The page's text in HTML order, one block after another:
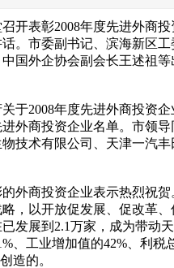
开表彰2008年度先进外商
。市委副书记、滨海新区
国外企协会副会长王述祖
于2008年度先进外商投资
外商投资企业名单。市领
技术有限公司、天津一汽
外商投资企业表示热烈祝
，以开放促发展、促改革
发展到2.1万家，成为带动
、工业增加值的42%、利税
造的。